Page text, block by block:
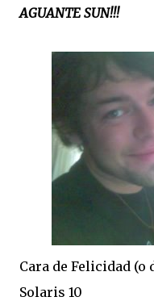
AGUANTE SUN!!!
Cara de Felicidad
Solaris 10